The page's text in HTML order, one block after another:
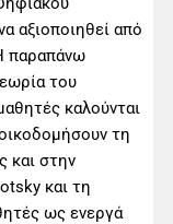
αξιοποιηθεί από
παραπάνω
του
καλούνται
τη
και στην
και τη
ως ενεργά